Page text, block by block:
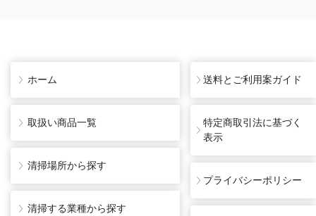
ホーム
取扱い商品一覧
清掃場所から探す
清掃する業種から探す
送料とご利用案ガイド
特定商取引法に基づく
表示
プライバシーポリシー